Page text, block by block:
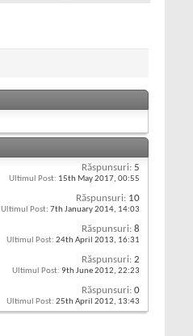
Răspunsuri: 5
Ultimul Post: 15th May 2017, 00:55
Răspunsuri: 10
Ultimul Post: 7th January 2014, 14:03
Răspunsuri: 8
Ultimul Post: 24th April 2013, 16:31
Răspunsuri: 2
Ultimul Post: 9th June 2012, 22:23
Răspunsuri: 0
Ultimul Post: 25th April 2012, 13:43